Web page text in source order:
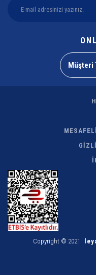
Müşteri
Copyright © 2021